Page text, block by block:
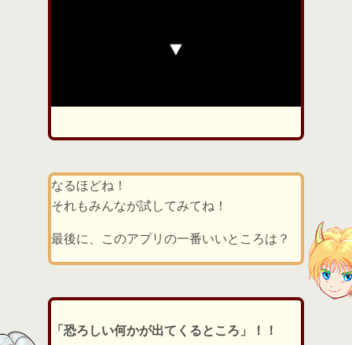
なるほどね！
それもみんなが試してみてね！
最後に、このアプリの一番いいところは？
「恐ろしい何かが出てくるところ」！！